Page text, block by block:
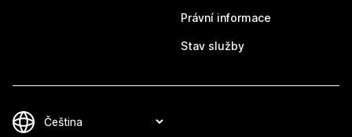
Právní informace
Stav služby